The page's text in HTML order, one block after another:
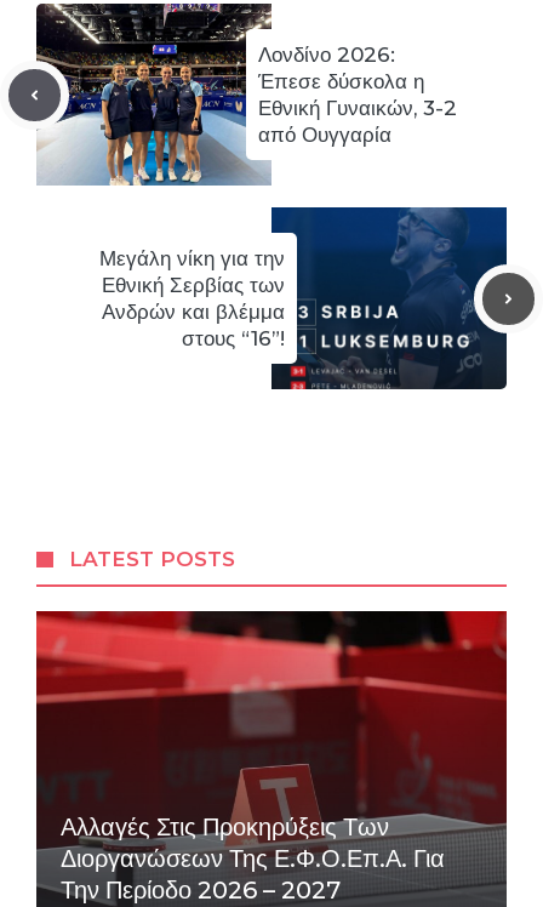
Λονδίνο 2026:
Έπεσε δύσκολα η
Εθνική Γυναικών, 3-2
από Ουγγαρία
Μεγάλη νίκη για την
Εθνική Σερβίας των
Ανδρών και βλέμμα
στους “16”!
LATEST POSTS
Αλλαγές Στις Προκηρύξεις Των
Διοργανώσεων Της Ε.Φ.Ο.Επ.Α. Για
Την Περίοδο 2026 – 2027